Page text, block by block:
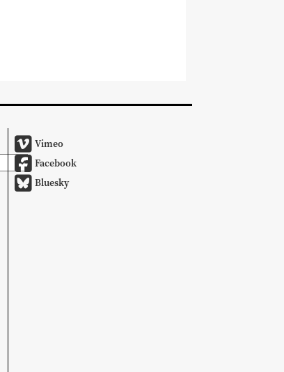
Vimeo
Facebook
Bluesky